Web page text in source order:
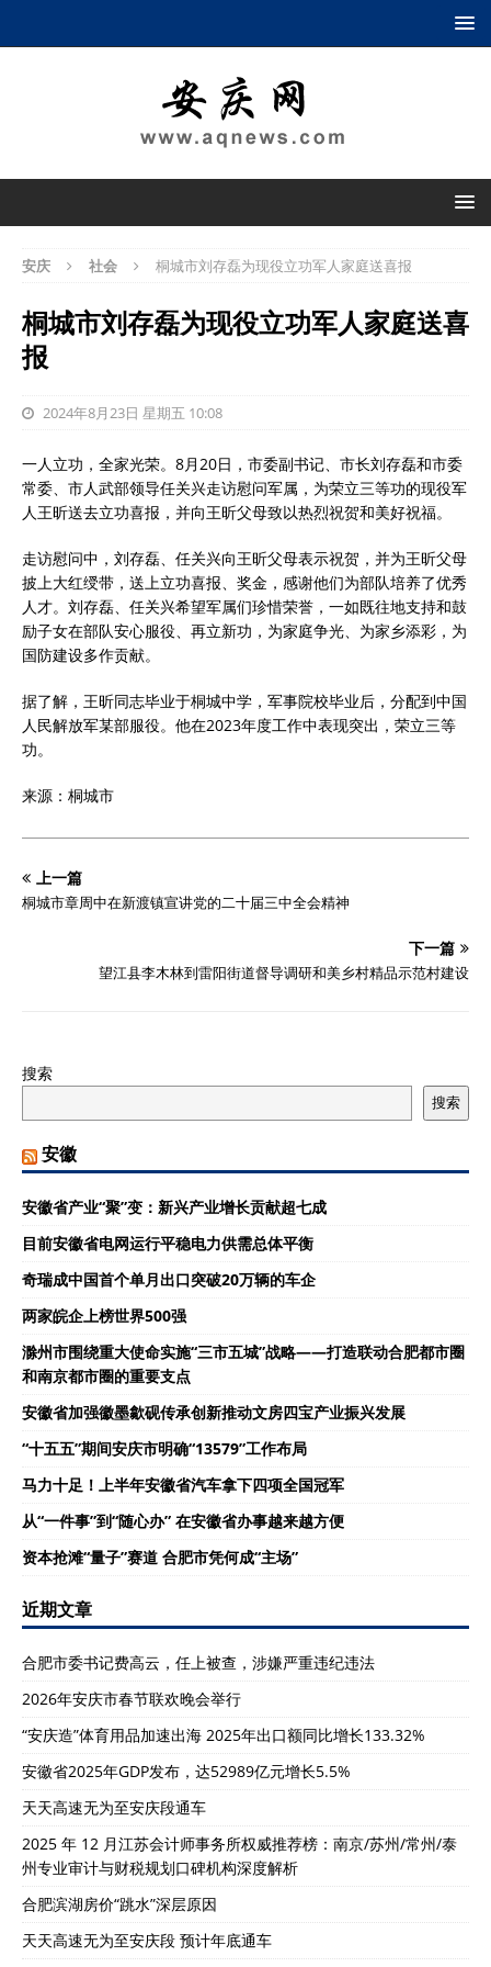
安庆 社会 桐城市刘存磊为现役立功军人家庭送喜报
桐城市刘存磊为现役立功军人家庭送喜
报
2024年8月23日 星期五 10:08
一人立功，全家光荣。8月20日，市委副书记、市长刘存磊和市委
常委、市人武部领导任关兴走访慰问军属，为荣立三等功的现役军
人王昕送去立功喜报，并向王昕父母致以热烈祝贺和美好祝福。
走访慰问中，刘存磊、任关兴向王昕父母表示祝贺，并为王昕父母
披上大红绶带，送上立功喜报、奖金，感谢他们为部队培养了优秀
人才。刘存磊、任关兴希望军属们珍惜荣誉，一如既往地支持和鼓
励子女在部队安心服役、再立新功，为家庭争光、为家乡添彩，为
国防建设多作贡献。
据了解，王昕同志毕业于桐城中学，军事院校毕业后，分配到中国
人民解放军某部服役。他在2023年度工作中表现突出，荣立三等
功。
来源：桐城市
上一篇
桐城市章周中在新渡镇宣讲党的二十届三中全会精神
下一篇
望江县李木林到雷阳街道督导调研和美乡村精品示范村建设
搜索
搜索
安徽
安徽省产业“聚”变：新兴产业增长贡献超七成
目前安徽省电网运行平稳电力供需总体平衡
奇瑞成中国首个单月出口突破20万辆的车企
两家皖企上榜世界500强
滁州市围绕重大使命实施“三市五城”战略——打造联动合肥都市圈
和南京都市圈的重要支点
安徽省加强徽墨歙砚传承创新推动文房四宝产业振兴发展
“十五五”期间安庆市明确“13579”工作布局
马力十足！上半年安徽省汽车拿下四项全国冠军
从“一件事”到“随心办” 在安徽省办事越来越方便
资本抢滩“量子”赛道 合肥市凭何成“主场”
近期文章
合肥市委书记费高云，任上被查，涉嫌严重违纪违法
2026年安庆市春节联欢晚会举行
“安庆造”体育用品加速出海 2025年出口额同比增长133.32%
安徽省2025年GDP发布，达52989亿元增长5.5%
天天高速无为至安庆段通车
2025 年 12 月江苏会计师事务所权威推荐榜：南京/苏州/常州/泰
州专业审计与财税规划口碑机构深度解析
合肥滨湖房价“跳水”深层原因
天天高速无为至安庆段 预计年底通车